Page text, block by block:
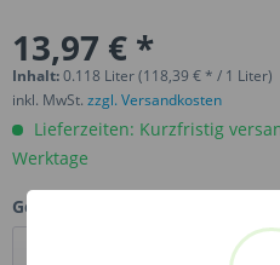
13,97 € *
Inhalt:0.118 Liter (118,39 € * / 1 Liter)
inkl. MwSt. zzgl. Versandkosten
Lieferzeiten: Kurzfristig
Werktage
Gebinde: